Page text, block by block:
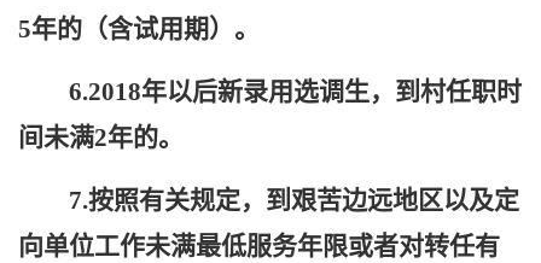
5年的（含试用期）。
6.2018年以后新录用选调生，到村任职时
间未满2年的。
7.按照有关规定，到艰苦边远地区以及定
向单位工作未满最低服务年限或者对转任有